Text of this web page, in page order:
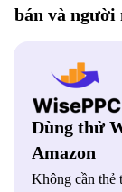
bán và người
Dùng thử
Amazon
Không cần thẻ